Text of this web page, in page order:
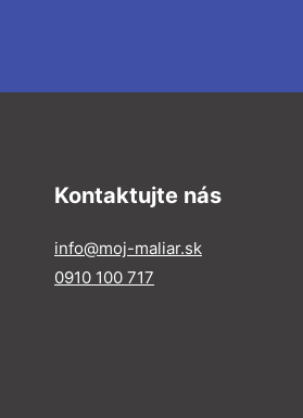
Kontaktujte nás
info@moj-maliar.sk
0910 100 717